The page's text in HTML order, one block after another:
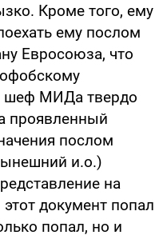
Кроме того, ему
ему послом
Евросоюза, что
шеф МИДа твердо
проявленный
послом
и.о.)
на
документ попал
попал, но и